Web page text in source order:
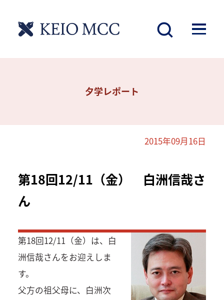
夕学レポート
2015年09月16日
第18回12/11（金） 白洲信哉さ
ん
第18回12/11（金）は、白
洲信哉さんをお迎えしま
す。
父方の祖父母に、白洲次